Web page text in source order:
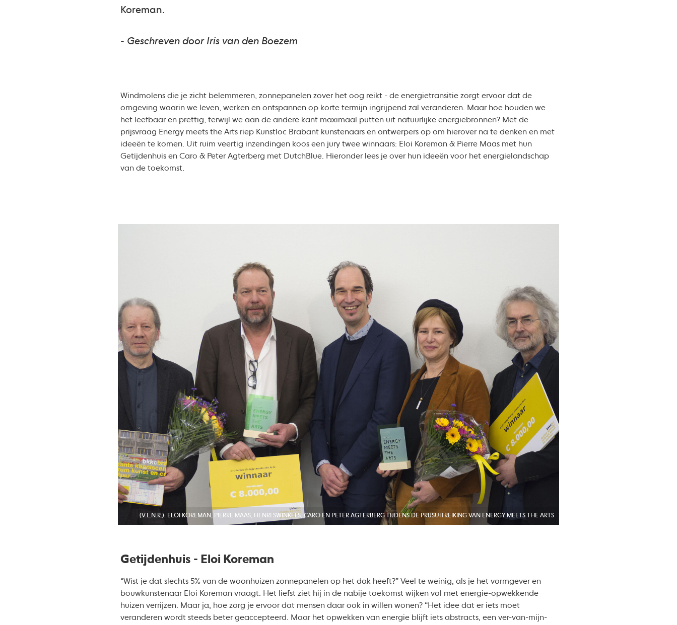
Koreman.
- Geschreven door Iris van den Boezem
Windmolens die je zicht belemmeren, zonnepanelen zover het oog reikt - de energietransitie zorgt ervoor dat de
omgeving waarin we leven, werken en ontspannen op korte termijn ingrijpend zal veranderen. Maar hoe houden we
het leefbaar en prettig, terwijl we aan de andere kant maximaal putten uit natuurlijke energiebronnen? Met de
prijsvraag Energy meets the Arts riep Kunstloc Brabant kunstenaars en ontwerpers op om hierover na te denken en met
ideeën te komen. Uit ruim veertig inzendingen koos een jury twee winnaars: Eloi Koreman & Pierre Maas met hun
Getijdenhuis en Caro & Peter Agterberg met DutchBlue. Hieronder lees je over hun ideeën voor het energielandschap
van de toekomst.
(V.L.N.R.): ELOI KOREMAN, PIERRE MAAS, HENRI SWINKELS, CARO EN PETER AGTERBERG TIJDENS DE PRIJSUITREIKING VAN ENERGY MEETS THE ARTS
Getijdenhuis - Eloi Koreman
“Wist je dat slechts 5% van de woonhuizen zonnepanelen op het dak heeft?” Veel te weinig, als je het vormgever en
bouwkunstenaar Eloi Koreman vraagt. Het liefst ziet hij in de nabije toekomst wijken vol met energie-opwekkende
huizen verrijzen. Maar ja, hoe zorg je ervoor dat mensen daar ook in willen wonen? “Het idee dat er iets moet
veranderen wordt steeds beter geaccepteerd. Maar het opwekken van energie blijft iets abstracts, een ver-van-mijn-